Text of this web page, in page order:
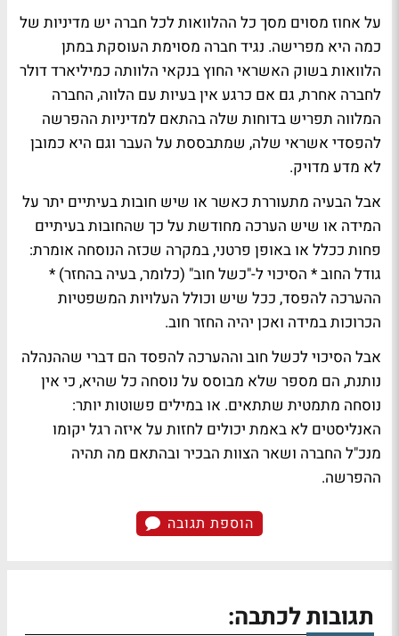
על אחוז מסוים מסך כל ההלוואות לכל חברה יש מדיניות של
כמה היא מפרישה. נגיד חברה מסוימת העוסקת במתן
הלוואות בשוק האשראי החוץ בנקאי הלוותה כמיליארד דולר
לחברה אחרת, גם אם כרגע אין בעיות עם הלווה, החברה
המלווה תפריש בדוחות שלה בהתאם למדיניות ההפרשה
להפסדי אשראי שלה, שמתבססת על העבר וגם היא כמובן
לא מדע מדויק.
אבל הבעיה מתעוררת כאשר או שיש חובות בעיתיים יתר על
המידה או שיש הערכה מחודשת על כך שהחובות בעיתיים
פחות ככלל או באופן פרטני, במקרה שכזה הנוסחה אומרת:
גודל החוב * הסיכוי ל-"כשל חוב" (כלומר, בעיה בהחזר) *
ההערכה להפסד, ככל שיש וכולל העלויות המשפטיות
הכרוכות במידה ואכן יהיה החזר חוב.
אבל הסיכוי לכשל חוב וההערכה להפסד הם דברי שההנהלה
נותנת, הם מספר שלא מבוסס על נוסחה כל שהיא, כי אין
נוסחה מתמטית שתתאים. או במילים פשוטות יותר:
האנליסטים לא באמת יכולים לחזות על איזה רגל יקומו
מנכ"ל החברה ושאר הצוות הבכיר ובהתאם מה תהיה
ההפרשה.
הוספת תגובה
תגובות לכתבה: